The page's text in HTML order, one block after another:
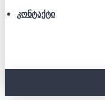
ᲙᲝᲜᲢᲐᲥᲢᲘ